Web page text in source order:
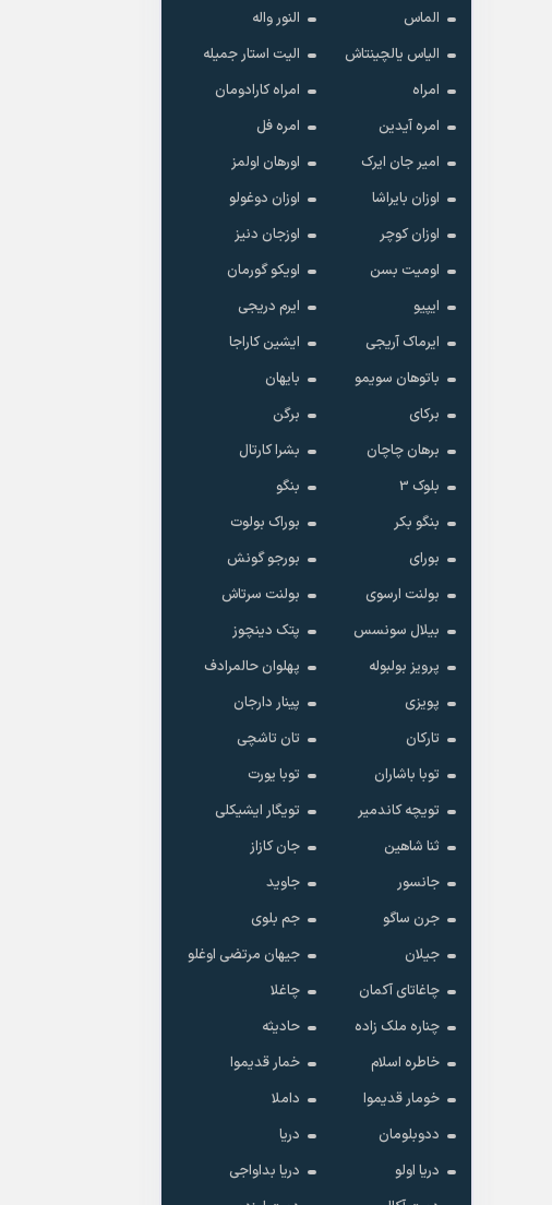
الماس
النور واله
الیاس یالچینتاش
الیت استار جمیله
امراه
امراه کارادومان
امره آیدین
امره فل
امیر جان ایرک
اورهان اولمز
اوزان بایراشا
اوزان دوغولو
اوزان کوچر
اوزجان دنیز
اومیت بسن
اویکو گورمان
ایپیو
ایرم دریجی
ایرماک آریجی
ایشین کاراجا
باتوهان سویمو
بایهان
برکای
برگن
برهان چاچان
بشرا کارتال
بلوک 3
بنگو
بنگو بکر
بوراک بولوت
بورای
بورجو گونش
بولنت ارسوی
بولنت سرتاش
بیلال سونسس
پتک دینچوز
پرویز بولبوله
پهلوان حالمرادف
پویزی
پینار دارجان
تارکان
تان تاشچی
توبا باشاران
توبا یورت
تویچه کاندمیر
تویگار ایشیکلی
ثنا شاهین
جان کازاز
جانسور
جاوید
جرن ساگو
جم بلوی
جیلان
جیهان مرتضی اوغلو
چاغاتای آکمان
چاغلا
چناره ملک زاده
حادیثه
خاطره اسلام
خمار قدیموا
خومار قدیموا
داملا
ددوبلومان
دریا
دریا اولو
دریا بداواجی